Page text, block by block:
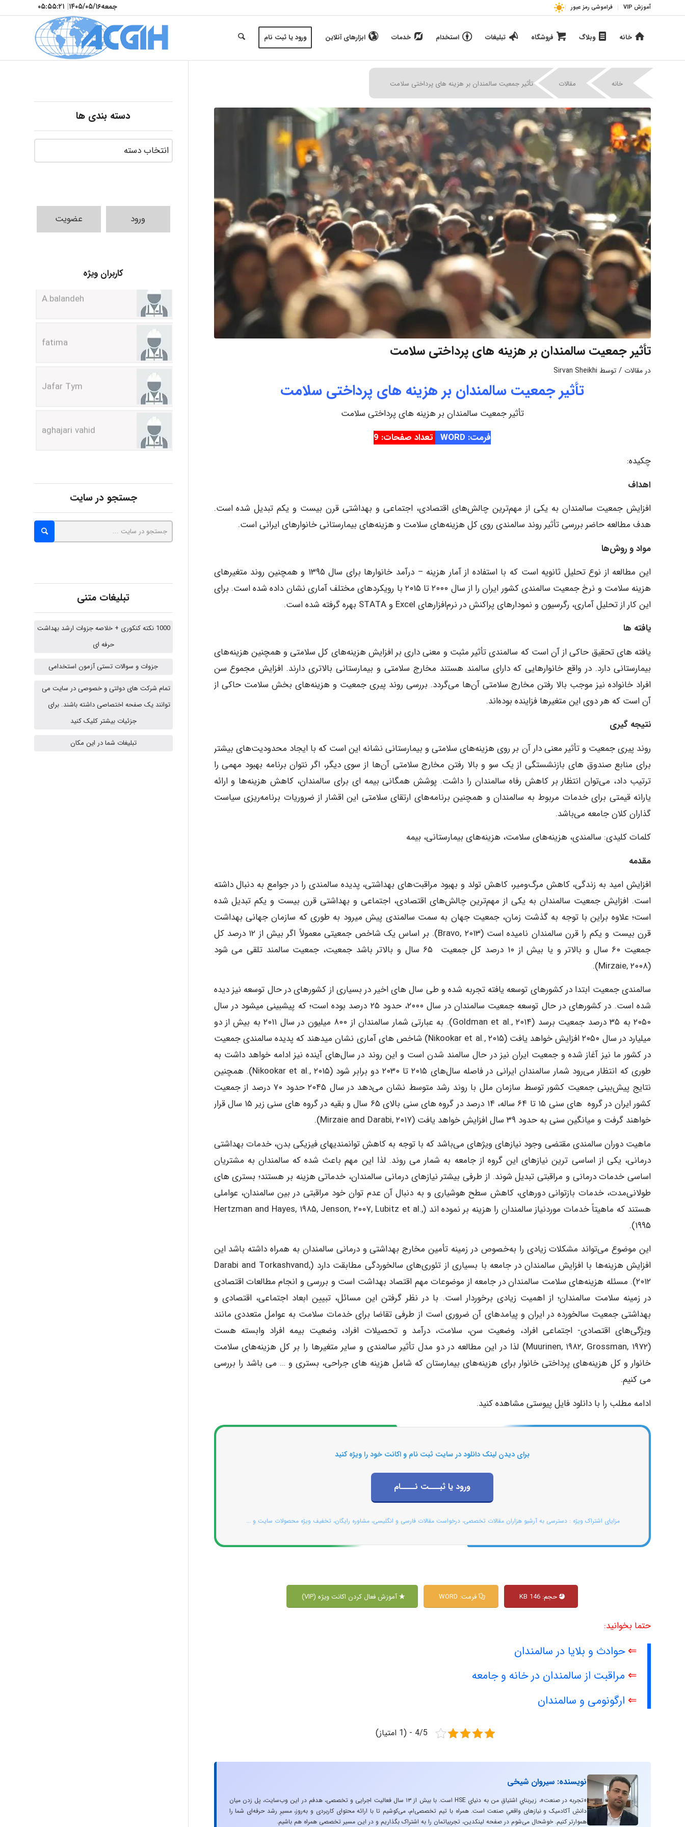
آموزش VIP فراموشی رمز عبور جمعه۱۴۰۵/۰۵/۱۶| ۰۵:۵۵:۲۲
خانه وبلاگ فروشگاه تبلیغات استخدام خدمات ابزارهای آنلاین ورود یا ثبت نام
خانه مقالات | تأثیر جمعیت سالمندان بر هزینه‌ های پرداختی سلامت
تأثیر جمعیت سالمندان بر هزینه‌ های پرداختی سلامت
در مقالات / توسط Sirvan Sheikhi
تأثیر جمعیت سالمندان بر هزینه‌ های پرداختی سلامت
تأثیر جمعیت سالمندان بر هزینه‌ های پرداختی سلامت
فرمت: WORD
تعداد صفحات: 9
چکیده:
اهداف
افزایش جمعیت سالمندان به یکی از مهم‌ترین چالش‌های اقتصادی، اجتماعی و بهداشتی قرن بیست و یکم تبدیل‌ شده است.
هدف مطالعه حاضر بررسی تأثیر روند سالمندی روی کل هزینه‌های سلامت و هزینه‌های بیمارستانی خانوارهای ایرانی است.
مواد و روش‌ها
این مطالعه از نوع تحلیل ثانویه است که با استفاده از آمار هزینه – درآمد خانوارها برای سال ۱۳۹۵ و همچنین روند متغیرهای
هزینه سلامت و نرخ جمعیت سالمندی کشور ایران را از سال ۲۰۰۰ تا ۲۰۱۵ با رویکردهای مختلف آماری نشان داده‌ شده است. برای
این کار از تحلیل آماری، رگرسیون و نمودارهای پراکنش در نرم‌افزارهای Excel و STATA بهره گرفته‌ شده است.
یافته‌ ها
یافته‌ های تحقیق حاکی از آن است که سالمندی تأثیر مثبت و معنی‌ داری بر افزایش هزینه‌های کل سلامتی و همچنین هزینه‌های
بیمارستانی دارد. در واقع خانوارهایی که دارای سالمند هستند مخارج سلامتی و بیمارستانی بالاتری دارند. افزایش مجموع سن
افراد خانواده نیز موجب بالا رفتن مخارج سلامتی آن‌ها می‌گردد. بررسی روند پیری جمعیت و هزینه‌های بخش سلامت حاکی از
آن است که هر دوی این متغیرها فزاینده بوده‌اند.
نتیجه ­گیری
روند پیری جمعیت و تأثیر معنی‌ دار آن بر روی هزینه‌های سلامتی و بیمارستانی نشانه این است که با ایجاد محدودیت‌های بیشتر
برای منابع صندوق‌ های بازنشستگی از یک‌ سو و بالا رفتن مخارج سلامتی آن‌ها از سوی دیگر، اگر نتوان برنامه بهبود مهمی را
ترتیب داد، می‌توان انتظار بر کاهش رفاه سالمندان را داشت. پوشش همگانی بیمه‌ ای برای سالمندان، کاهش هزینه‌ها و ارائه
یارانه قیمتی برای خدمات مربوط به سالمندان و همچنین برنامه‌های ارتقای سلامتی این اقشار از ضروریات برنامه‌ریزی سیاست‌
گذاران کلان جامعه می‌باشد.
کلمات کلیدی: سالمندی، هزینه‌های سلامت، هزینه‌های بیمارستانی، بیمه
مقدمه
افزایش امید به زندگی، کاهش مرگ‌ومیر، کاهش تولد و بهبود مراقبت‌های بهداشتی، پدیده سالمندی را در جوامع به دنبال داشته
است. افزایش جمعیت سالمندان به یکی از مهم‌ترین چالش‌های اقتصادی، اجتماعی و بهداشتی قرن بیست و یکم تبدیل‌ شده
است؛ علاوه براین با توجه به گذشت زمان، جمعیت جهان به سمت سالمندی پیش می­رود به‌ طوری‌ که سازمان جهانی بهداشت
قرن بیست و یکم را قرن سالمندان نامیده است (Bravo, ۲۰۱۳). بر اساس یک شاخص جمعیتی معمولاً اگر بیش از ۱۲ درصد کل
جمعیت ۶۰ سال و بالاتر و یا بیش از ۱۰ درصد کل جمعیت ­ ۶۵ سال و بالاتر باشد جمعیت، جمعیت سالمند تلقی ­می ­شود
(Mirzaie, ۲۰۰۸).
سالمندی جمعیت ابتدا در کشور­های توسعه­ یافته تجربه‌ شده و طی سال­ های اخیر در بسیاری از کشور­های در حال‌ توسعه نیز دیده‌
شده است. در کشورهای در حال‌ توسعه جمعیت سالمندان در سال ۲۰۰۰، حدود ۲۵ درصد بوده است؛ که پیش­بینی می­شود در سال
۲۰۵۰ به ۳۵ درصد جمعیت برسد (Goldman et al., ۲۰۱۴). به عبارتی شمار سالمندان از ۸۰۰ میلیون در سال ۲۰۱۱ به بیش از دو
میلیارد در سال ۲۰۵۰ افزایش خواهد یافت (Nikookar et al., ۲۰۱۵) شاخص­ های آماری نشان می­دهند که پدیده سالمندی جمعیت
در کشور ما نیز آغاز شده و جمعیت ایران نیز در حال سالمند شدن است و این روند در سال‌های آینده نیز ادامه خواهد داشت به‌
طوری‌ که انتظار می‌رود شمار سالمندان ایرانی در فاصله سال‌های ۲۰۱۵ تا ۲۰۳۰ دو برابر شود (Nikookar et al., ۲۰۱۵). همچنین
نتایج پیش‌بینی جمعیت کشور توسط سازمان ملل با روند رشد متوسط نشان می‌دهد در سال ۲۰۴۵ حدود ۷۰ درصد از جمعیت
کشور ایران در گروه‌ های سنی ۱۵ تا ۶۴ ساله، ۱۴ درصد در گروه‌ های سنی بالای ۶۵ سال و بقیه در گروه‌ های سنی زیر ۱۵ سال قرار
خواهند گرفت و میانگین سنی به حدود ۳۹ سال افزایش خواهد یافت (Mirzaie and Darabi, ۲۰۱۷).
ماهیت دوران سالمندی مقتضی وجود نیازهای ویژه­ای می‌باشد که با توجه به کاهش توانمندی­های فیزیکی بدن، خدمات بهداشتی
درمانی، یکی از اساسی‌ ترین نیازهای این گروه از جامعه به شمار می‌ روند. لذا این مهم باعث شده که سالمندان به مشتریان
اساسی خدمات درمانی و مراقبتی تبدیل شوند. از طرفی بیشتر نیازهای درمانی سالمندان، خدماتی هزینه‌ بر هستند؛ بستری‌ های
طولانی‌مدت، خدمات بازتوانی دوره­ای، کاهش سطح هوشیاری و به دنبال آن عدم توان خود مراقبتی در بین سالمندان، عواملی
هستند که ماهیتاً خدمات موردنیاز سالمندان را هزینه‌ بر نموده ­اند (Hertzman and Hayes, ۱۹۸۵, Jenson, ۲۰۰۷, Lubitz et al.,
۱۹۹۵).
این موضوع می‌تواند مشکلات زیادی را به‌خصوص در زمینه تأمین مخارج بهداشتی و درمانی سالمندان به همراه داشته باشد این
افزایش هزینه‌ها با افزایش سالمندان در جامعه با بسیاری از تئوری‌های سالخوردگی مطابقت دارد (Darabi and Torkashvand,
۲۰۱۲). مسئله هزینه‌های سلامت سالمندان در جامعه از موضوعات مهم اقتصاد بهداشت است و بررسی و انجام مطالعات اقتصادی
در زمینه سلامت سالمندان؛ از اهمیت زیادی برخوردار است. با در نظر گرفتن این مسائل، تبیین ابعاد اجتماعی، اقتصادی و
بهداشتی جمعیت سالخورده در ایران و پیامدهای آن ضروری است از طرفی تقاضا برای خدمات سلامت به عوامل متعددی مانند
ویژگی‌های اقتصادی- اجتماعی افراد، وضعیت سن، سلامت، درآمد و تحصیلات افراد، وضعیت بیمه افراد وابسته هست
(Muurinen, ۱۹۸۲, Grossman, ۱۹۷۲) لذا در این مطالعه در دو مدل تأثیر سالمندی و سایر متغیرها را بر کل هزینه‌های سلامت
خانوار و کل هزینه‌های پرداختی خانوار برای هزینه‌های بیمارستان که شامل هزینه­ های جراحی، بستری و … می ­باشد را بررسی
می‌ کنیم.
ادامه مطلب را با دانلود فایل پیوستی مشاهده کنید.
برای دیدن لینک دانلود در سایت ثبت نام و اکانت خود را ویژه کنید
ورود یا ثبـــت نــــام
مزایای اشتراک ویژه : دسترسی به آرشیو هزاران مقالات تخصصی، درخواست مقالات فارسی و انگلیسی، مشاوره رایگان، تخفیف ویژه محصولات سایت و ...
حجم: 146 KB فرمت: WORD آموزش فعال کردن اکانت ویژه (VIP)
حتما بخوانید:
⇐حوادث و بلایا در سالمندان
⇐ مراقبت از سالمندان در خانه و جامعه
⇐ ارگونومی و سالمندان
4/5 - (1 امتیاز)
نویسنده: سیروان شیخی
«تجربه در صنعت»، زیربنایِ اشتیاقِ من به دنیایِ HSE است. با بیش از ۱۳ سال فعالیت اجرایی و تخصصی، هدفم در این وب‌سایت، پل زدن میان
دانشِ آکادمیک و نیازهای واقعیِ صنعت است. همراه با تیم تخصصی‌ام، می‌کوشیم تا با ارائه محتوای کاربردی و به‌روز، مسیرِ رشد حرفه‌ای شما را
هموارتر کنیم. خوشحال می‌شوم در صفحه لینکدین، تجربیاتمان را به اشتراک بگذاریم و در این مسیر تخصصی همراه هم باشیم.
دسته بندی ها
ورود عضویت
کاربران ویژه
fatima
Jafar Tym
aghajari vahid
Poubakhtiari
hosein abdolvand
A.balandeh
جستجو در سایت
تبلیغات متنی
1000 نکته کنکوری + خلاصه جزوات ارشد بهداشت
حرفه ای
جزوات و سوالات تستی آزمون استخدامی
تمام شرکت های دولتی و خصوصی در سایت می
توانند یک صفحه اختصاصی داشته باشند. برای
جزئیات بیشتر کلیک کنید
تبلیغات شما در این مکان